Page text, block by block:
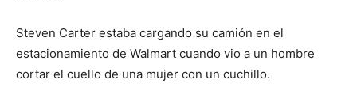
Steven Carter estaba cargando su camión en el
estacionamiento de Walmart cuando vio a un hombre
cortar el cuello de una mujer con un cuchillo.